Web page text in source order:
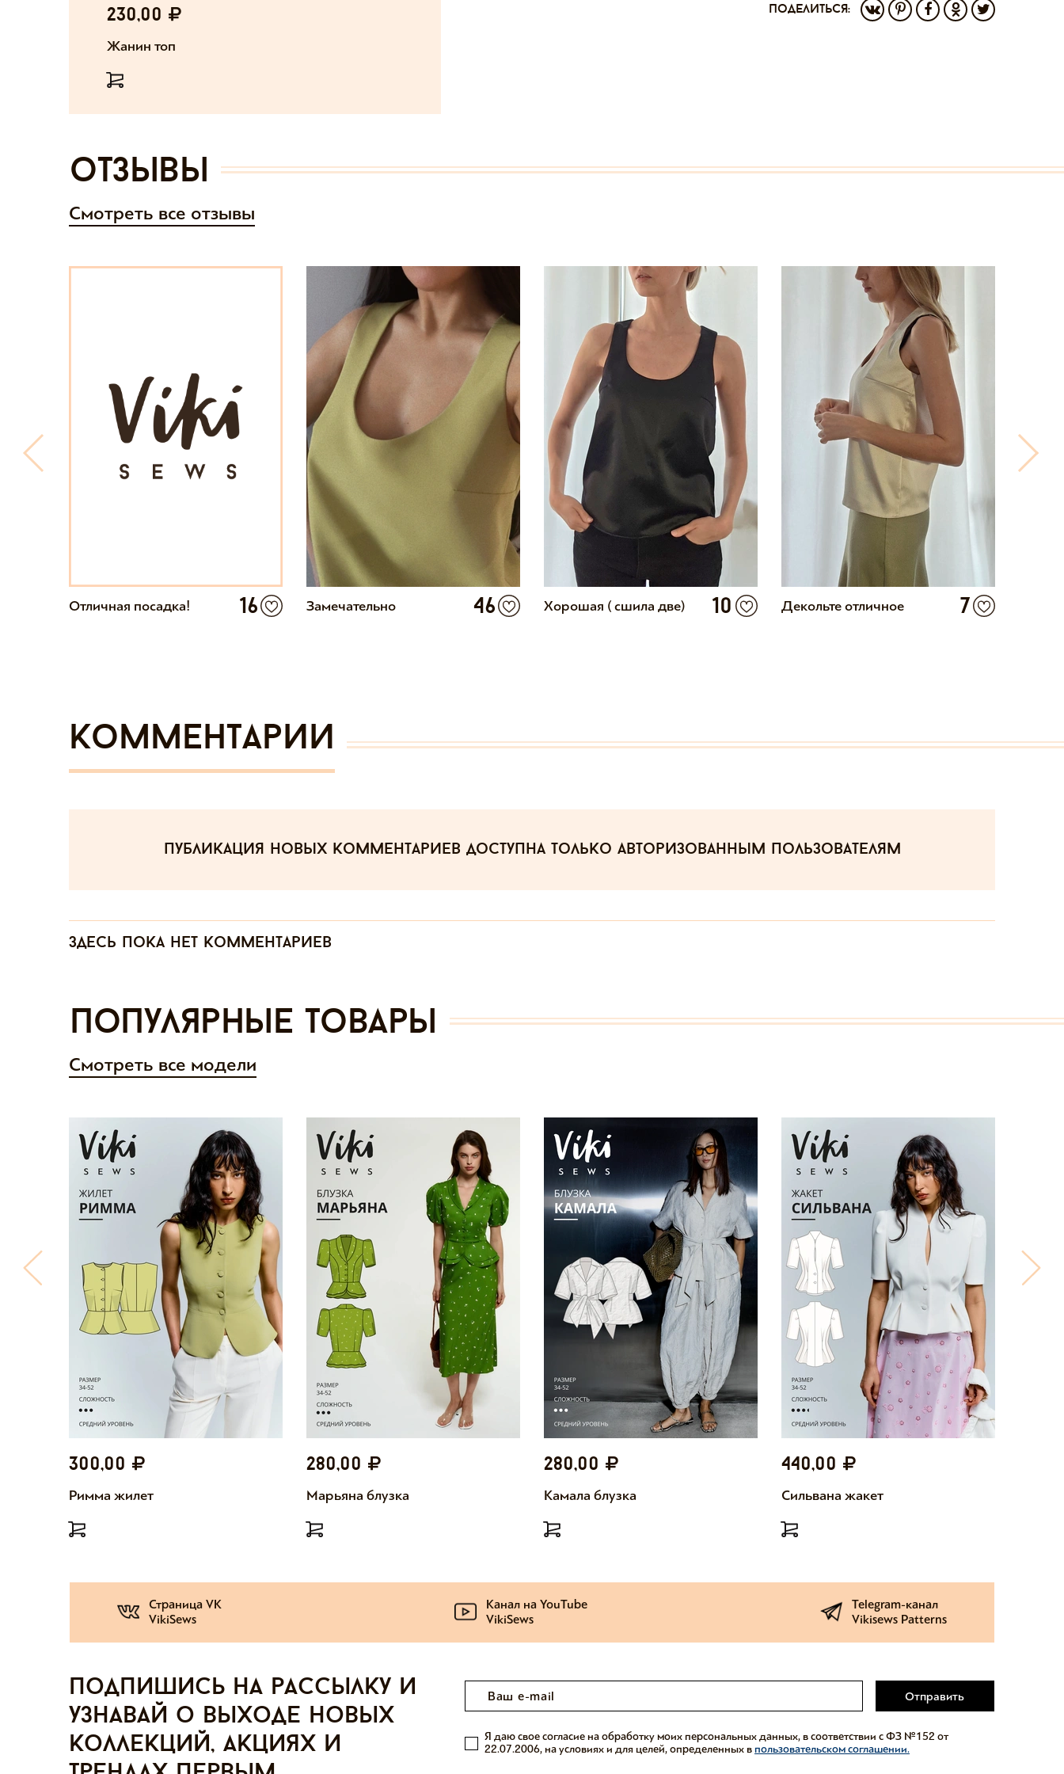
230,00
Жанин топ
поделиться:
отзывы
Смотреть все отзывы
Отличная посадка! 16 Замечательно 46 Хорошая ( сшила две) 10 Декольте отличное 7
Комментарии
публикация новых комментариев доступна только авторизованным пользователям
Здесь пока нет комментариев
Популярные товары
Смотреть все модели
300,00
Римма жилет
280,00
Марьяна блузка
280,00
Камала блузка
440,00
Сильвана жакет
Страница VK
VikiSews
Канал на YouTube
VikiSews
Telegram-канал
Vikisews Patterns
Подпишись на рассылку и
узнавай о выходе новых
коллекций, акциях и
Отправить
Я даю свое согласие на обработку моих персональных данных, в соответствии с ФЗ №152 от
22.07.2006, на условиях и для целей, определенных впользовательском соглашении.